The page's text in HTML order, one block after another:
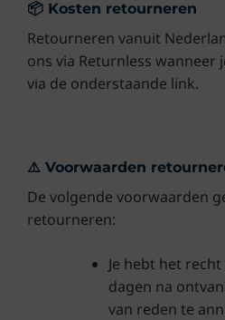
📦 Kosten retourneren
Retourneren vanuit
ons via Returnless
via de onderstaande link.
⚠️ Voorwaarden
De volgende voorwaarden
retourneren:
Je hebt het
dagen na
van reden te